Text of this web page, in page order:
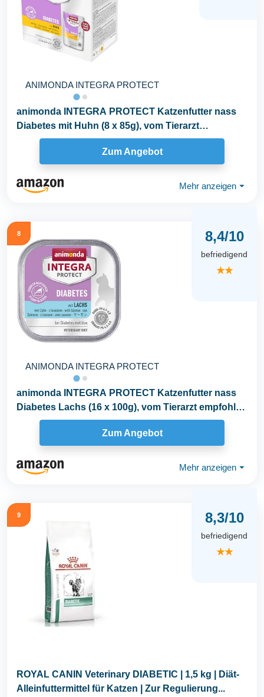
ANIMONDA INTEGRA PROTECT
animonda INTEGRA PROTECT Katzenfutter nass
Diabetes mit Huhn (8 x 85g), vom Tierarzt
empfohlen bei...
Zum Angebot
Mehr anzeigen ⏷
8
ANIMONDA INTEGRA PROTECT
8,4/10
befriedigend
★★
animonda INTEGRA PROTECT Katzenfutter nass
Diabetes Lachs (16 x 100g), vom Tierarzt empfohlen
Zum Angebot
Mehr anzeigen ⏷
9 8,3/10
befriedigend
★★
ROYAL CANIN Veterinary DIABETIC | 1,5 kg | Diät-
Alleinfuttermittel für Katzen | Zur Regulierung...